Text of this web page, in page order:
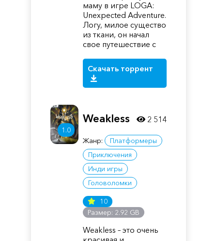
маму в игре LOGA:
Unexpected Adventure.
Логу, милое существо
из ткани, он начал
свое путешествие с
Скачать торрент
1.0
Weakless
Жанр:
Платформеры
Приключения
Инди игры
Головоломки
10
Размер: 2.92 GB
Weakless – это очень
2 514